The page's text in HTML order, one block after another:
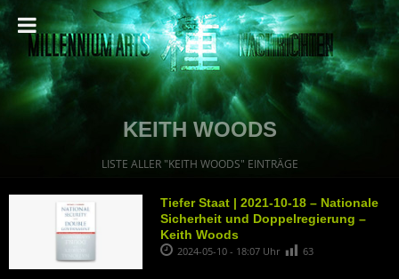
KEITH WOODS
LISTE ALLER "KEITH WOODS" EINTRÄGE
Tiefer Staat | 2021-10-18 – Nationale
Sicherheit und Doppelregierung –
Keith Woods
2024-05-10 - 18:07 Uhr 63